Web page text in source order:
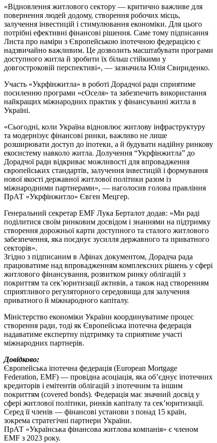
«Відновлення житлового сектору — критично важливе для
повернення людей додому, створення робочих місць,
залучення інвестицій і стимулювання економіки. Для цього
потрібні ефективні фінансові рішення. Саме тому підписання
Листа про наміри з Європейською іпотечною федерацією є
надзвичайно важливим. Це дозволить масштабувати програми
доступного житла й зробити їх більш стійкими у
довгостроковій перспективі», — зазначила Юлія Свириденко.
Участь «Укрфінжитла» в роботі Дорадчої ради сприятиме
посиленню програми «єОселя» та забезпечить використання
найкращих міжнародних практик у фінансуванні житла в
Україні.
«Сьогодні, коли Україна відновлює житлову інфраструктуру
та модернізує фінансові ринки, важливо не лише
розширювати доступ до іпотеки, а й будувати надійну ринкову
екосистему навколо житла. Долучення “Укрфінжитла” до
Дорадчої ради відкриває можливості для впровадження
європейських стандартів, залучення інвестицій і формування
нової якості державної житлової політики разом із
міжнародними партнерами», — наголосив голова правління
ПрАТ «Укрфінжитло» Євген Мецгер.
Генеральний секретар EMF Лука Берталот додав: «Ми раді
поділитися своїм ринковим досвідом і знаннями на підтримку
створення дорожньої карти доступного та сталого житлового
забезпечення, яка поєднує зусилля державного та приватного
секторів».
Згідно з підписаним в Афінах документом, Дорадча рада
працюватиме над впровадженням комплексних рішень у сфері
житлового фінансування, розвитком ринку облігацій з
покриттям та сек’юритизації активів, а також над створенням
сприятливого регуляторного середовища для залучення
приватного й міжнародного капіталу.
Міністерство економіки України координуватиме процес
створення ради, тоді як Європейська іпотечна федерація
надаватиме експертну підтримку та сприятиме участі
міжнародних партнерів.
Довідково:
Європейська іпотечна федерація (European Mortgage
Federation, EMF) — провідна асоціація, яка об’єднує іпотечних
кредиторів і емітентів облігацій з іпотечним та іншим
покриттям (covered bonds). Федерація має значний досвід у
сфері житлової політики, ринків капіталу та сек’юритизації.
Серед її членів — фінансові установи з понад 15 країн,
зокрема стратегічні партнери України.
ПрАТ «Українська фінансова житлова компанія» є членом
EMF з 2023 року.